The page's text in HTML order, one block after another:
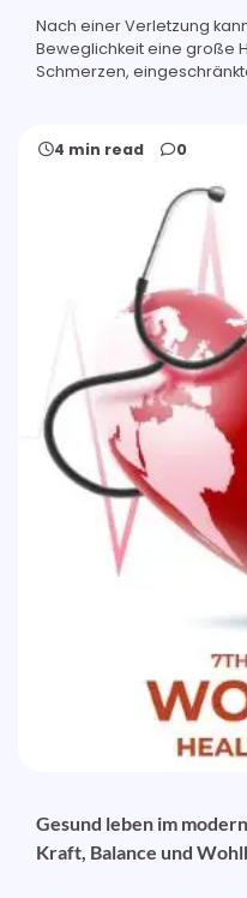
Nach einer Verletzung
Beweglichkeit eine große
Schmerzen,
4 min read 0
Gesund leben im
Kraft, Balance und